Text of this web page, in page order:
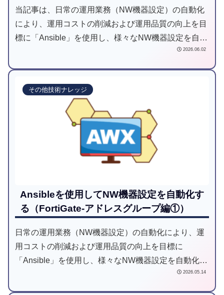
当記事は、日常の運用業務（NW機器設定）の自動化
により、運用コストの削減および運用品質の向上を目
標に「Ansible」を使用し、様々なNW機器設定を自動
2026.06.02
その他技術ナレッジ
Ansibleを使用してNW機器設定を自動化す
る（FortiGate-アドレスグループ編①）
日常の運用業務（NW機器設定）の自動化により、運
用コストの削減および運用品質の向上を目標に
「Ansible」を使用し、様々なNW機器設定を自動化し
2026.05.14